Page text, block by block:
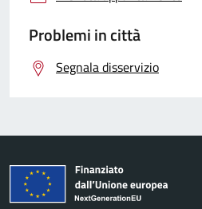
Problemi in città
Segnala disservizio